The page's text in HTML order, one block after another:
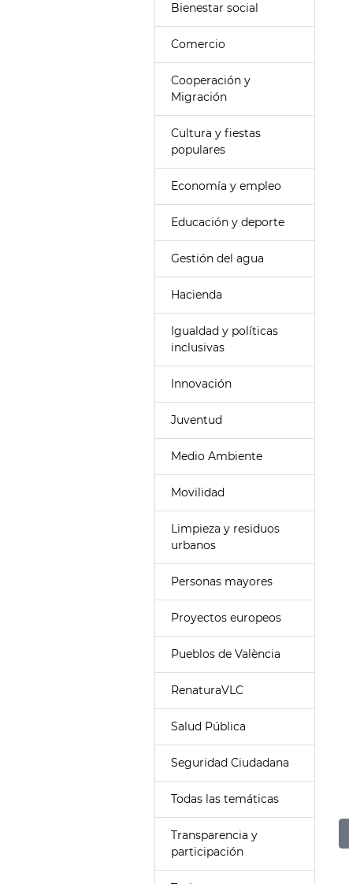
Bienestar social
Comercio
Cooperación y
Migración
Cultura y fiestas
populares
Economía y empleo
Educación y deporte
Gestión del agua
Hacienda
Igualdad y políticas
inclusivas
Innovación
Juventud
Medio Ambiente
Movilidad
Limpieza y residuos
urbanos
Personas mayores
Proyectos europeos
Pueblos de València
RenaturaVLC
Salud Pública
Seguridad Ciudadana
Todas las temáticas
Transparencia y
participación